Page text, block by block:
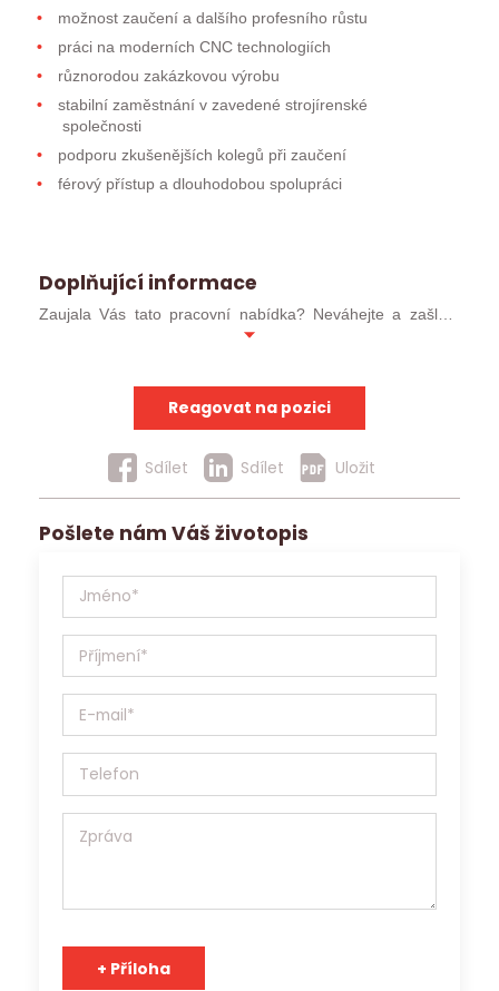
možnost zaučení a dalšího profesního růstu
práci na moderních CNC technologiích
různorodou zakázkovou výrobu
stabilní zaměstnání v zavedené strojírenské
společnosti
podporu zkušenějších kolegů při zaučení
férový přístup a dlouhodobou spolupráci
Doplňující informace
Zaujala Vás tato pracovní nabídka? Neváhejte a zašlete
svůj profesní životopis ve formátu MS WORD (ideálně
kontaktovat přímo svého konzultanta.
kontaktovat obratem. Ostatní uchazeče budeme
kontaktovat v případě, že pro ně nalezneme jinou vhodnou
zpracovávat v souladu se Zákonem o ochraně osobních
údajů 110/2019 Sb. a v souladu s Obecným nařízením o
ochraně osobních údajů (EU) 2016/679, a to výhradně za
účelem prezentace potenciálním zaměstnavatelům a
zprostředkování zaměstnání. Jobs Contact je pracovní
agentura s platným povolením Generálního ředitelství
Úřadu práce ČR a osobní údaje může v souladu s účelem
Reagovat na pozici
Sdílet Sdílet Uložit
Pošlete nám Váš životopis